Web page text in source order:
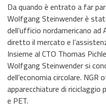
Da quando è entrato a far
Wolfgang Steinwender è
dell’ufficio nordamericano
diretto il mercato e
Insieme al CTO Thomas
Wolfgang Steinwender si
dell’economia circolare.
apparecchiature di
e PET.